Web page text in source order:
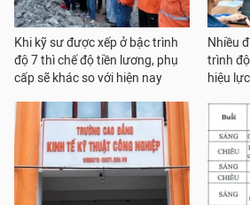
Khi kỹ sư được xếp ở bậc trình
độ 7 thì chế độ tiền lương, phụ
cấp sẽ khác so với hiện nay
Nhiều
trình
hiệu